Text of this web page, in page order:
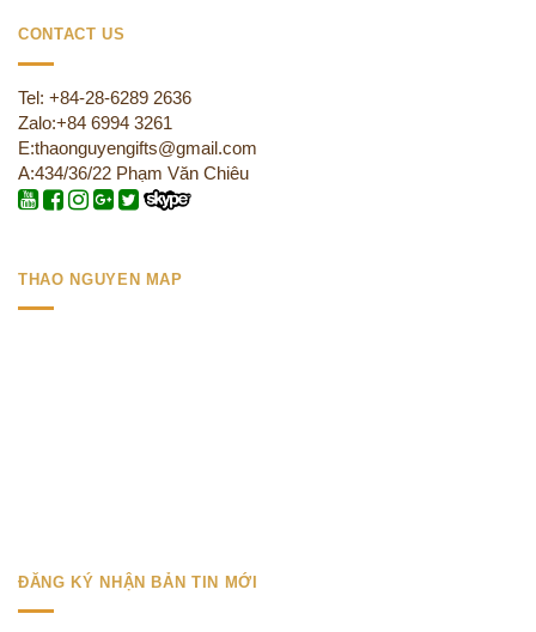
CONTACT US
Tel: +84-28-6289 2636
Zalo:+84 6994 3261
E:thaonguyengifts@gmail.com
A:434/36/22 Phạm Văn Chiêu
THAO NGUYEN MAP
ĐĂNG KÝ NHẬN BẢN TIN MỚI